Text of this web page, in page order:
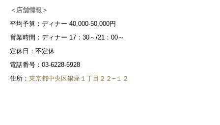
＜店舗情報＞
平均予算：ディナー 40,000-50,000円
営業時間：ディナー 17：30～/21：00～
定休日：不定休
電話番号：03-6228-6928
住所： 東京都中央区銀座１丁目２２−１２